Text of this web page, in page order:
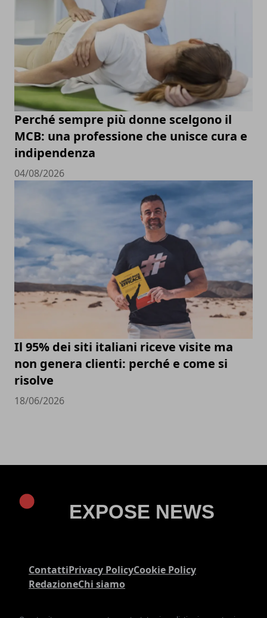
Perché sempre più donne scelgono il
MCB: una professione che unisce cura e
indipendenza
04/08/2026
Il 95% dei siti italiani riceve visite ma
non genera clienti: perché e come si
risolve
18/06/2026
ContattiPrivacy PolicyCookie Policy
RedazioneChi siamo